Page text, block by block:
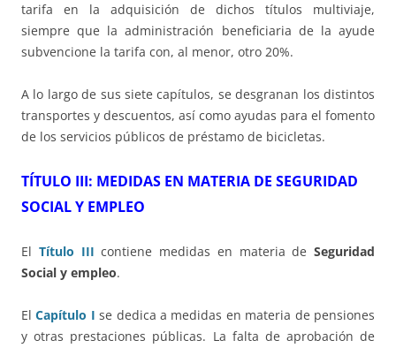
tarifa en la adquisición de dichos títulos multiviaje,
siempre que la administración beneficiaria de la ayude
subvencione la tarifa con, al menor, otro 20%.
A lo largo de sus siete capítulos, se desgranan los distintos
transportes y descuentos, así como ayudas para el fomento
de los servicios públicos de préstamo de bicicletas.
TÍTULO III: MEDIDAS EN MATERIA DE SEGURIDAD
SOCIAL Y EMPLEO
El Título III contiene medidas en materia de Seguridad
Social y empleo.
ElCapítulo I se dedica a medidas en materia de pensiones
y otras prestaciones públicas. La falta de aprobación de